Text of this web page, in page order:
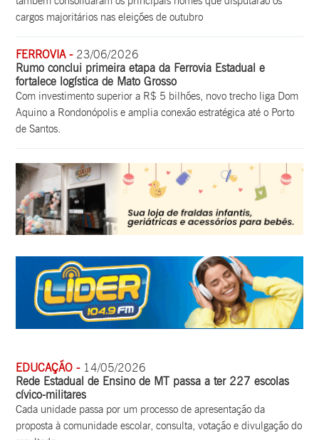
cargos majoritários nas eleições de outubro
FERROVIA -23/06/2026
Rumo conclui primeira etapa da Ferrovia Estadual e
fortalece logística de Mato Grosso
Com investimento superior a R$ 5 bilhões, novo trecho liga Dom
Aquino a Rondonópolis e amplia conexão estratégica até o Porto
de Santos.
EDUCAÇÃO -14/05/2026
Rede Estadual de Ensino de MT passa a ter 227 escolas
cívico-militares
Cada unidade passa por um processo de apresentação da
proposta à comunidade escolar, consulta, votação e divulgação do